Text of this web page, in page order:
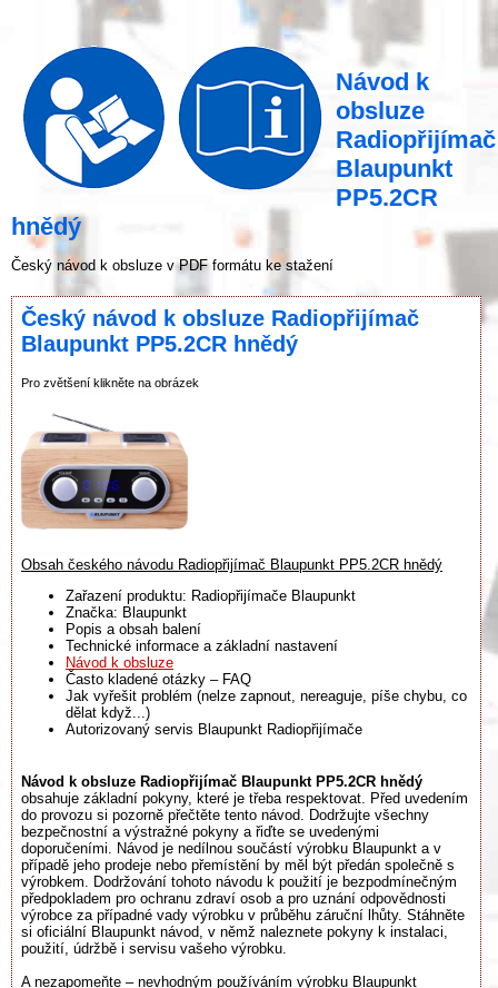
Návod k
obsluze
Radiopřijímač
Blaupunkt
PP5.2CR
hnědý
Český návod k obsluze v PDF formátu ke stažení
Český návod k obsluze Radiopřijímač
Blaupunkt PP5.2CR hnědý
Pro zvětšení klikněte na obrázek
Obsah českého návodu Radiopřijímač Blaupunkt PP5.2CR hnědý
Zařazení produktu: Radiopřijímače Blaupunkt
Značka: Blaupunkt
Popis a obsah balení
Technické informace a základní nastavení
Návod k obsluze
Často kladené otázky – FAQ
Jak vyřešit problém (nelze zapnout, nereaguje, píše chybu, co
dělat když...)
Autorizovaný servis Blaupunkt Radiopřijímače
Návod k obsluze Radiopřijímač Blaupunkt PP5.2CR hnědý
obsahuje základní pokyny, které je třeba respektovat. Před uvedením
do provozu si pozorně přečtěte tento návod. Dodržujte všechny
bezpečnostní a výstražné pokyny a řiďte se uvedenými
doporučeními. Návod je nedílnou součástí výrobku Blaupunkt a v
případě jeho prodeje nebo přemístění by měl být předán společně s
výrobkem. Dodržování tohoto návodu k použití je bezpodmínečným
předpokladem pro ochranu zdraví osob a pro uznání odpovědnosti
výrobce za případné vady výrobku v průběhu záruční lhůty. Stáhněte
si oficiální Blaupunkt návod, v němž naleznete pokyny k instalaci,
použití, údržbě i servisu vašeho výrobku.
A nezapomeňte – nevhodným používáním výrobku Blaupunkt